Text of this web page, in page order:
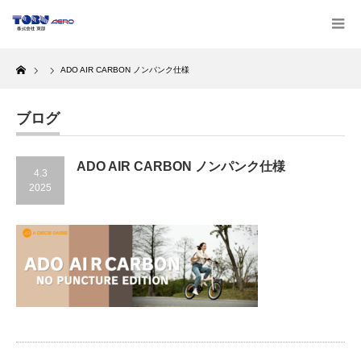
Home
ADO AIR CARBON ノンパンク仕様
ブログ
4.3
2025
ADO AIR CARBON ノンパンク仕様